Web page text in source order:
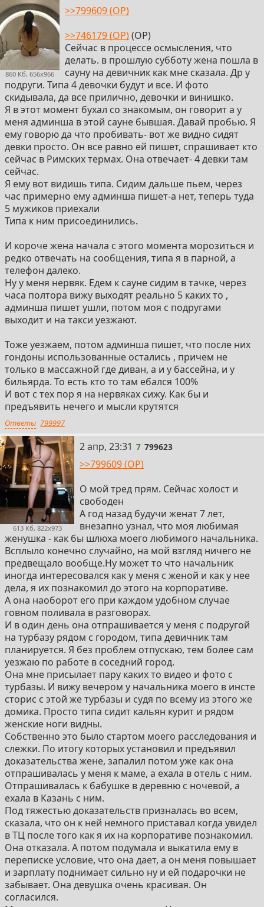
860 Кб, 656x966
>>799609 (OP)
>>746179 (OP)(OP)
Сейчас в процессе осмысления, что
делать. в прошлую субботу жена пошла в
сауну на девичник как мне сказала. Др у
подруги. Типа 4 девочки будут и все. И фото
скидывала, да все прилично, девочки и винишко.
Я в этот момент бухал со знакомым, он говорит а у
меня админша в этой сауне бывшая. Давай пробью. Я
ему говорю да что пробивать- вот же видно сидят
девки просто. Он все равно ей пишет, спрашивает кто
сейчас в Римских термах. Она отвечает- 4 девки там
сейчас.
Я ему вот видишь типа. Сидим дальше пьем, через
час примерно ему админша пишет-а нет, теперь туда
5 мужиков приехали
Типа к ним присоединились.
И короче жена начала с этого момента морозиться и
редко отвечать на сообщения, типа я в парной, а
телефон далеко.
Ну у меня нервяк. Едем к сауне сидим в тачке, через
часа полтора вижу выходят реально 5 каких то ,
админша пишет ушли, потом моя с подругами
выходит и на такси уезжают.
Тоже уезжаем, потом админша пишет, что после них
гондоны использованные остались , причем не
только в массажной где диван, а и у бассейна, и у
бильярда. То есть кто то там ебался 100%
И вот с тех пор я на нервяках сижу. Как бы и
предъявить нечего и мысли крутятся
Ответы 799997
613 Кб, 822x973
7
2 апр, 23:31 7 799623
>>799609 (OP)
О мой тред прям. Сейчас холост и
свободен
А год назад будучи женат 7 лет,
внезапно узнал, что моя любимая
женушка - как бы шлюха моего любимого начальника.
Всплыло конечно случайно, на мой взгляд ничего не
предвещало вообще.Ну может то что начальник
иногда интересовался как у меня с женой и как у нее
дела, я их познакомил до этого на корпоративе.
А она наоборот его при каждом удобном случае
говном поливала в разговорах.
И в один день она отпрашивается у меня с подругой
на турбазу рядом с городом, типа девичник там
планируется. Я без проблем отпускаю, тем более сам
уезжаю по работе в соседний город.
Она мне присылает пару каких то видео и фото с
турбазы. И вижу вечером у начальника моего в инсте
сторис с этой же турбазы и судя по всему из этого же
домика. Просто типа сидит кальян курит и рядом
женские ноги видны.
Собственно это было стартом моего расследования и
слежки. По итогу которых установил и предъявил
доказательства жене, запалил потом уже как она
отпрашивалась у меня к маме, а ехала в отель с ним.
Отпрашивалась к бабушке в деревню с ночевой, а
ехала в Казань с ним.
Под тяжестью доказательств призналась во всем,
сказала, что он к ней немного приставал когда увидел
в ТЦ после того как я их на корпоративе познакомил.
Она отказала. А потом подумала и выкатила ему в
переписке условие, что она дает, а он меня повышает
и зарплату поднимает сильно ну и ей подарочки не
забывает. Она девушка очень красивая. Он
согласился.